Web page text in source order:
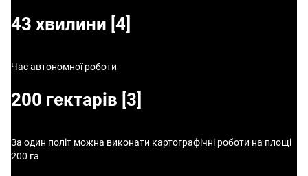
43 хвилини [4]
Час автономної роботи
200 гектарів [3]
За один політ можна виконати картографічні роботи на площі
200 га